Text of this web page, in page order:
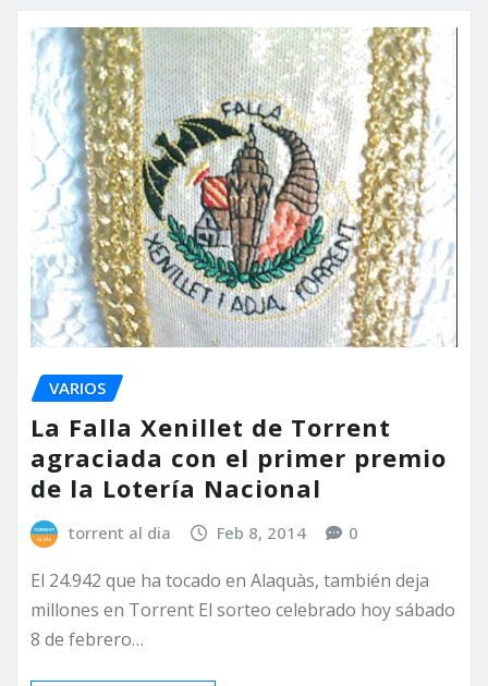
VARIOS
La Falla Xenillet de Torrent
agraciada con el primer premio
de la Lotería Nacional
torrent al dia Feb 8, 2014 0
El 24.942 que ha tocado en Alaquàs, también deja
millones en Torrent El sorteo celebrado hoy sábado
8 de febrero…